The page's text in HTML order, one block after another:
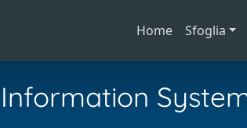
Home Sfoglia